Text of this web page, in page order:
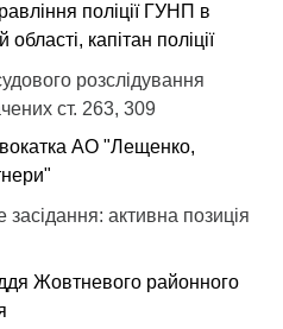
поліції ГУНП в
області, капітан поліції
розслідування
ст. 263, 309
АО "Лещенко,
засідання: активна позиція
Жовтневого районного